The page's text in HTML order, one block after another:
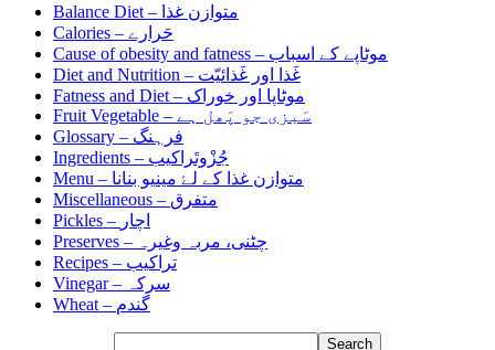
Balance Diet – متوازن غذا
Calories – حَرارے
Cause of obesity and fatness – موٹاپے کے اسباب
Diet and Nutrition – غَذا اور غَذائیّت
Fatness and Diet – موٹاپا اور خوراک
Fruit Vegetable – سَبزی جو پَھل ہے
Glossary – فرہنگ
Ingredients – جُزْوتَراکیب
Menu – متوازن غذا کے لۓ مینیو بنانا
Miscellaneous – متفرق
Pickles – اچار
Preserves –
چٹنی، مربہ وغیرہ
Recipes – تراکیب
Vinegar –
سرکہ
Wheat – گندم